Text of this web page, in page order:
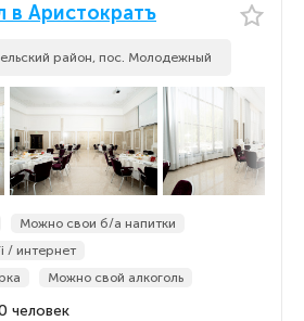
в Аристократъ
район, пос. Молодежный
Можно свои б/а напитки
/ интернет
Можно свой алкоголь
человек